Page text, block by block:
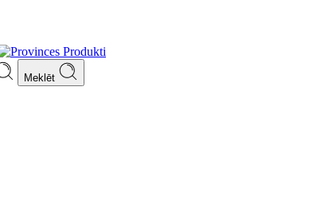
Meklēt